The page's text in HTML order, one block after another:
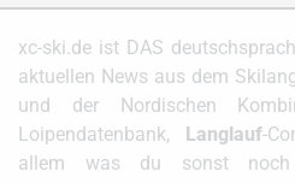
xc-ski.de ist DAS
aktuellen News aus dem
und der Nordischen
Loipendatenbank, Langlauf-
allem was du sonst noch